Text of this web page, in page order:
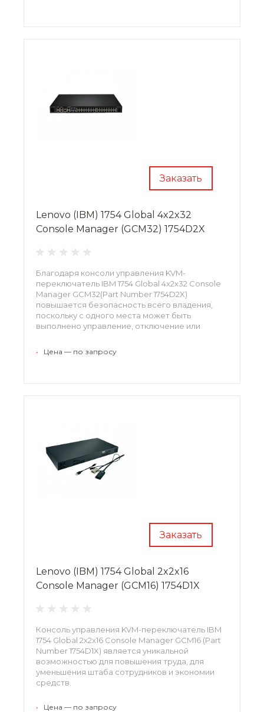
Заказать
Lenovo (IBM) 1754 Global 4x2x32
Console Manager (GCM32) 1754D2X
Благодаря консоли управления KVM-
переключатель IBM 1754 Global 4x2x32 Console
Manager GCM32(Part Number 1754D2X)
повышается безопасность всего владения,
поскольку с одного места может быть
выполнено управление, отключение или
• Цена — по запросу
Заказать
Lenovo (IBM) 1754 Global 2x2x16
Console Manager (GCM16) 1754D1X
Консоль управления KVM-переключатель IBM
1754 Global 2x2x16 Console Manager GCM16 (Part
Number 1754D1X) является уникальной
возможностью для повышения труда, для
уменьшения штаба сотрудников и экономии
средств.
• Цена — по запросу